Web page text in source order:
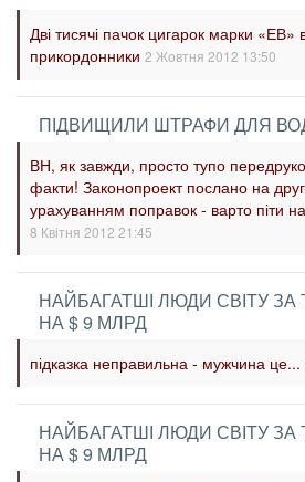
Дві тисячі пачок цигарок марки «ЕВ»
прикордонники 2 Жовтня 2012 13:50
ПІДВИЩИЛИ ШТРАФИ ДЛЯ
ВН, як завжди, просто тупо
факти! Законопроект послано на
урахуванням поправок - варто піти
8 Квітня 2012 21:45
НАЙБАГАТШІ ЛЮДИ СВІТУ ЗА
НА $ 9 МЛРД
підказка неправильна - мужчина це...
НАЙБАГАТШІ ЛЮДИ СВІТУ ЗА
НА $ 9 МЛРД